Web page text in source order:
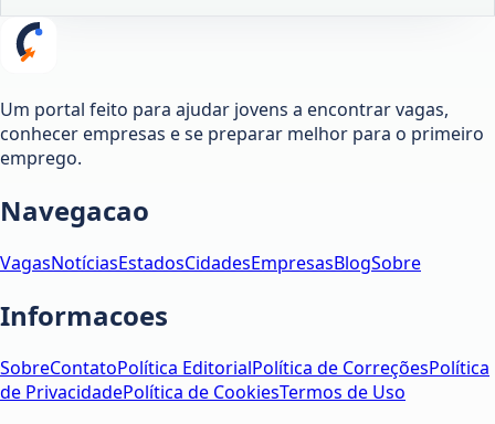
Um portal feito para ajudar jovens a encontrar vagas,
conhecer empresas e se preparar melhor para o primeiro
emprego.
Navegacao
VagasNotíciasEstadosCidadesEmpresasBlogSobre
Informacoes
SobreContatoPolítica EditorialPolítica de CorreçõesPolítica
de PrivacidadePolítica de CookiesTermos de Uso